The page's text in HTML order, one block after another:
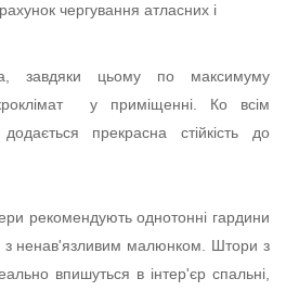
чергування атласних і
завдяки цьому по максимуму
у приміщенні. Ко всім
прекрасна стійкість до
рекомендують однотонні гардини
з ненав'язливим малюнком. Штори з
впишуться в інтер'єр спальні,